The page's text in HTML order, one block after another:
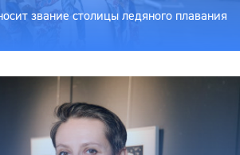
звание столицы ледяного плавания